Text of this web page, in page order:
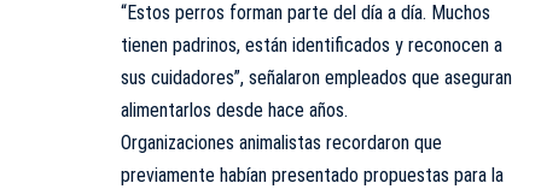
“Estos perros forman parte del día a día. Muchos
tienen padrinos, están identificados y reconocen a
sus cuidadores”, señalaron empleados que aseguran
alimentarlos desde hace años.
Organizaciones animalistas recordaron que
previamente habían presentado propuestas para la